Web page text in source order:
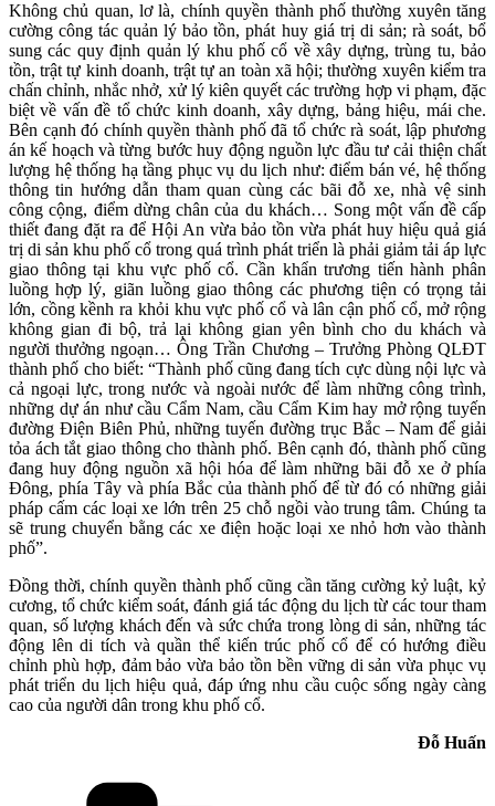
Không chủ quan, lơ là, chính quyền thành phố thường xuyên tăng
cường công tác quản lý bảo tồn, phát huy giá trị di sản; rà soát, bổ
sung các quy định quản lý khu phố cổ về xây dựng, trùng tu, bảo
tồn, trật tự kinh doanh, trật tự an toàn xã hội; thường xuyên kiểm tra
chấn chỉnh, nhắc nhở, xử lý kiên quyết các trường hợp vi phạm, đặc
biệt về vấn đề tổ chức kinh doanh, xây dựng, bảng hiệu, mái che.
Bên cạnh đó chính quyền thành phố đã tổ chức rà soát, lập phương
án kế hoạch và từng bước huy động nguồn lực đầu tư cải thiện chất
lượng hệ thống hạ tầng phục vụ du lịch như: điểm bán vé, hệ thống
thông tin hướng dẫn tham quan cùng các bãi đỗ xe, nhà vệ sinh
công cộng, điểm dừng chân của du khách… Song một vấn đề cấp
thiết đang đặt ra để Hội An vừa bảo tồn vừa phát huy hiệu quả giá
trị di sản khu phố cổ trong quá trình phát triển là phải giảm tải áp lực
giao thông tại khu vực phố cổ. Cần khẩn trương tiến hành phân
luồng hợp lý, giãn luồng giao thông các phương tiện có trọng tải
lớn, cồng kềnh ra khỏi khu vực phố cổ và lân cận phố cổ, mở rộng
không gian đi bộ, trả lại không gian yên bình cho du khách và
người thưởng ngoạn… Ông Trần Chương – Trưởng Phòng QLĐT
thành phố cho biết: “Thành phố cũng đang tích cực dùng nội lực và
cả ngoại lực, trong nước và ngoài nước để làm những công trình,
những dự án như cầu Cẩm Nam, cầu Cẩm Kim hay mở rộng tuyến
đường Điện Biên Phủ, những tuyến đường trục Bắc – Nam để giải
tỏa ách tắt giao thông cho thành phố. Bên cạnh đó, thành phố cũng
đang huy động nguồn xã hội hóa để làm những bãi đỗ xe ở phía
Đông, phía Tây và phía Bắc của thành phố để từ đó có những giải
pháp cấm các loại xe lớn trên 25 chỗ ngồi vào trung tâm. Chúng ta
sẽ trung chuyển bằng các xe điện hoặc loại xe nhỏ hơn vào thành
phố”.
Đồng thời, chính quyền thành phố cũng cần tăng cường kỷ luật, kỷ
cương, tổ chức kiểm soát, đánh giá tác động du lịch từ các tour tham
quan, số lượng khách đến và sức chứa trong lòng di sản, những tác
động lên di tích và quần thể kiến trúc phố cổ để có hướng điều
chỉnh phù hợp, đảm bảo vừa bảo tồn bền vững di sản vừa phục vụ
phát triển du lịch hiệu quả, đáp ứng nhu cầu cuộc sống ngày càng
cao của người dân trong khu phố cổ.
Đỗ Huấn